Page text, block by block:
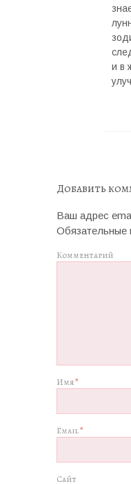
и в
Добавить
Ваш адрес
Обязательные
Комментарий
Имя*
Email*
Сайт